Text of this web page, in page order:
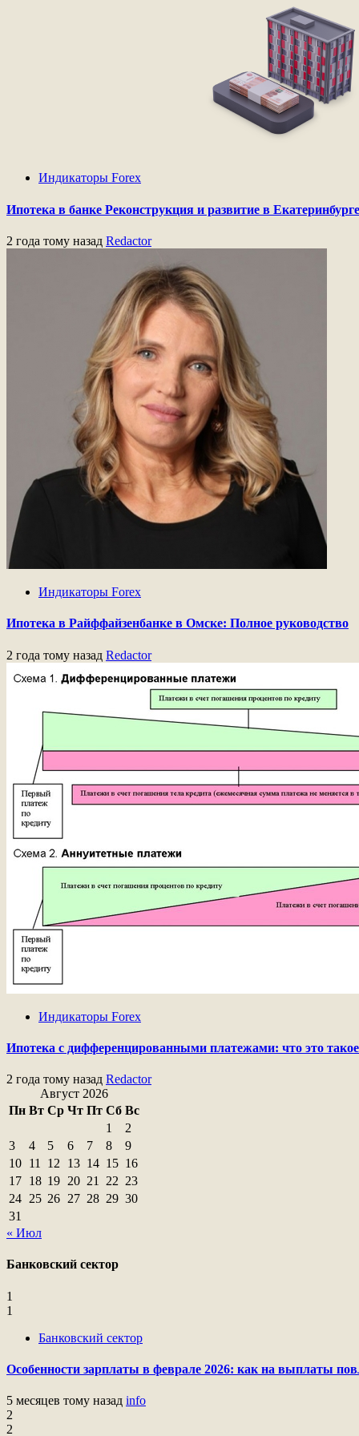
Индикаторы Forex
Ипотека в банке Реконструкция и развитие в Екатеринбурге
2 года тому назад Redactor
Индикаторы Forex
Ипотека в Райффайзенбанке в Омске: Полное руководство
2 года тому назад Redactor
Индикаторы Forex
Ипотека с дифференцированными платежами: что это
2 года тому назад Redactor
Август 2026
Пн Вт Ср Чт Пт Сб Вс
1
2
3
4 5 6 7 8
9
10 11 12 13 14 15 16
17 18 19 20 21 22 23
24 25 26 27 28 29 30
31
« Июл
Банковский сектор
1
1
Банковский сектор
Особенности зарплаты в феврале 2026: как на выплаты
5 месяцев тому назад info
2
2